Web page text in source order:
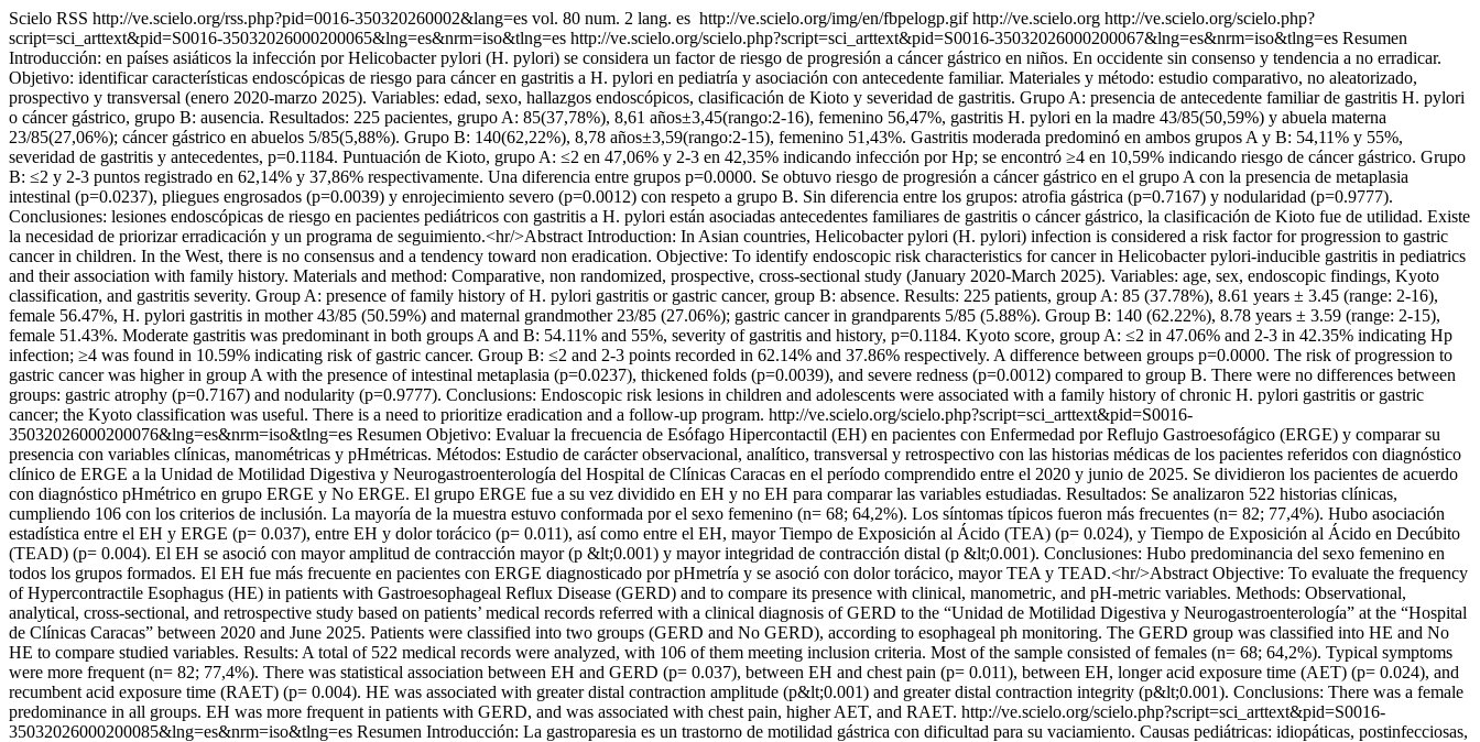
Scielo RSS http://ve.scielo.org/rss.php?pid=0016-350320260002&lang=es vol. 80 num. 2 lang. es http://ve.scielo.org/img/en/fbpelogp.gif http://ve.scielo.org http://ve.scielo.org/scielo.php?
script=sci_arttext&pid=S0016-35032026000200065&lng=es&nrm=iso&tlng=es http://ve.scielo.org/scielo.php?script=sci_arttext&pid=S0016-35032026000200067&lng=es&nrm=iso&tlng=es Resumen
Introducción: en países asiáticos la infección por Helicobacter pylori (H. pylori) se considera un factor de riesgo de progresión a cáncer gástrico en niños. En occidente sin consenso y tendencia a no erradicar.
Objetivo: identificar características endoscópicas de riesgo para cáncer en gastritis a H. pylori en pediatría y asociación con antecedente familiar. Materiales y método: estudio comparativo, no aleatorizado,
prospectivo y transversal (enero 2020-marzo 2025). Variables: edad, sexo, hallazgos endoscópicos, clasificación de Kioto y severidad de gastritis. Grupo A: presencia de antecedente familiar de gastritis H. pylori
o cáncer gástrico, grupo B: ausencia. Resultados: 225 pacientes, grupo A: 85(37,78%), 8,61 años±3,45(rango:2-16), femenino 56,47%, gastritis H. pylori en la madre 43/85(50,59%) y abuela materna
23/85(27,06%); cáncer gástrico en abuelos 5/85(5,88%). Grupo B: 140(62,22%), 8,78 años±3,59(rango:2-15), femenino 51,43%. Gastritis moderada predominó en ambos grupos A y B: 54,11% y 55%,
severidad de gastritis y antecedentes, p=0.1184. Puntuación de Kioto, grupo A: ≤2 en 47,06% y 2-3 en 42,35% indicando infección por Hp; se encontró ≥4 en 10,59% indicando riesgo de cáncer gástrico. Grupo
B: ≤2 y 2-3 puntos registrado en 62,14% y 37,86% respectivamente. Una diferencia entre grupos p=0.0000. Se obtuvo riesgo de progresión a cáncer gástrico en el grupo A con la presencia de metaplasia
intestinal (p=0.0237), pliegues engrosados (p=0.0039) y enrojecimiento severo (p=0.0012) con respeto a grupo B. Sin diferencia entre los grupos: atrofia gástrica (p=0.7167) y nodularidad (p=0.9777).
Conclusiones: lesiones endoscópicas de riesgo en pacientes pediátricos con gastritis a H. pylori están asociadas antecedentes familiares de gastritis o cáncer gástrico, la clasificación de Kioto fue de utilidad. Existe
la necesidad de priorizar erradicación y un programa de seguimiento.<hr/>Abstract Introduction: In Asian countries, Helicobacter pylori (H. pylori) infection is considered a risk factor for progression to gastric
cancer in children. In the West, there is no consensus and a tendency toward non eradication. Objective: To identify endoscopic risk characteristics for cancer in Helicobacter pylori-inducible gastritis in pediatrics
and their association with family history. Materials and method: Comparative, non randomized, prospective, cross-sectional study (January 2020-March 2025). Variables: age, sex, endoscopic findings, Kyoto
classification, and gastritis severity. Group A: presence of family history of H. pylori gastritis or gastric cancer, group B: absence. Results: 225 patients, group A: 85 (37.78%), 8.61 years ± 3.45 (range: 2-16),
female 56.47%, H. pylori gastritis in mother 43/85 (50.59%) and maternal grandmother 23/85 (27.06%); gastric cancer in grandparents 5/85 (5.88%). Group B: 140 (62.22%), 8.78 years ± 3.59 (range: 2-15),
female 51.43%. Moderate gastritis was predominant in both groups A and B: 54.11% and 55%, severity of gastritis and history, p=0.1184. Kyoto score, group A: ≤2 in 47.06% and 2-3 in 42.35% indicating Hp
infection; ≥4 was found in 10.59% indicating risk of gastric cancer. Group B: ≤2 and 2-3 points recorded in 62.14% and 37.86% respectively. A difference between groups p=0.0000. The risk of progression to
gastric cancer was higher in group A with the presence of intestinal metaplasia (p=0.0237), thickened folds (p=0.0039), and severe redness (p=0.0012) compared to group B. There were no differences between
groups: gastric atrophy (p=0.7167) and nodularity (p=0.9777). Conclusions: Endoscopic risk lesions in children and adolescents were associated with a family history of chronic H. pylori gastritis or gastric
cancer; the Kyoto classification was useful. There is a need to prioritize eradication and a follow-up program. http://ve.scielo.org/scielo.php?script=sci_arttext&pid=S0016-
35032026000200076&lng=es&nrm=iso&tlng=es Resumen Objetivo: Evaluar la frecuencia de Esófago Hipercontactil (EH) en pacientes con Enfermedad por Reflujo Gastroesofágico (ERGE) y comparar su
presencia con variables clínicas, manométricas y pHmétricas. Métodos: Estudio de carácter observacional, analítico, transversal y retrospectivo con las historias médicas de los pacientes referidos con diagnóstico
clínico de ERGE a la Unidad de Motilidad Digestiva y Neurogastroenterología del Hospital de Clínicas Caracas en el período comprendido entre el 2020 y junio de 2025. Se dividieron los pacientes de acuerdo
con diagnóstico pHmétrico en grupo ERGE y No ERGE. El grupo ERGE fue a su vez dividido en EH y no EH para comparar las variables estudiadas. Resultados: Se analizaron 522 historias clínicas,
cumpliendo 106 con los criterios de inclusión. La mayoría de la muestra estuvo conformada por el sexo femenino (n= 68; 64,2%). Los síntomas típicos fueron más frecuentes (n= 82; 77,4%). Hubo asociación
estadística entre el EH y ERGE (p= 0.037), entre EH y dolor torácico (p= 0.011), así como entre el EH, mayor Tiempo de Exposición al Ácido (TEA) (p= 0.024), y Tiempo de Exposición al Ácido en Decúbito
(TEAD) (p= 0.004). El EH se asoció con mayor amplitud de contracción mayor (p &lt;0.001) y mayor integridad de contracción distal (p &lt;0.001). Conclusiones: Hubo predominancia del sexo femenino en
todos los grupos formados. El EH fue más frecuente en pacientes con ERGE diagnosticado por pHmetría y se asoció con dolor torácico, mayor TEA y TEAD.<hr/>Abstract Objective: To evaluate the frequency
of Hypercontractile Esophagus (HE) in patients with Gastroesophageal Reflux Disease (GERD) and to compare its presence with clinical, manometric, and pH-metric variables. Methods: Observational,
analytical, cross-sectional, and retrospective study based on patients’ medical records referred with a clinical diagnosis of GERD to the “Unidad de Motilidad Digestiva y Neurogastroenterología” at the “Hospital
de Clínicas Caracas” between 2020 and June 2025. Patients were classified into two groups (GERD and No GERD), according to esophageal ph monitoring. The GERD group was classified into HE and No
HE to compare studied variables. Results: A total of 522 medical records were analyzed, with 106 of them meeting inclusion criteria. Most of the sample consisted of females (n= 68; 64,2%). Typical symptoms
were more frequent (n= 82; 77,4%). There was statistical association between EH and GERD (p= 0.037), between EH and chest pain (p= 0.011), between EH, longer acid exposure time (AET) (p= 0.024), and
recumbent acid exposure time (RAET) (p= 0.004). HE was associated with greater distal contraction amplitude (p&lt;0.001) and greater distal contraction integrity (p&lt;0.001). Conclusions: There was a female
predominance in all groups. EH was more frequent in patients with GERD, and was associated with chest pain, higher AET, and RAET. http://ve.scielo.org/scielo.php?script=sci_arttext&pid=S0016-
35032026000200085&lng=es&nrm=iso&tlng=es Resumen Introducción: La gastroparesia es un trastorno de motilidad gástrica con dificultad para su vaciamiento. Causas pediátricas: idiopáticas, postinfecciosas,